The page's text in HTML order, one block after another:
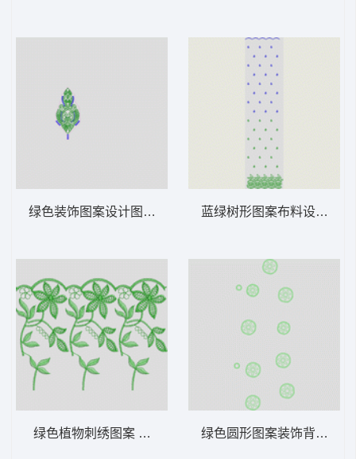
绿色装饰图案设计图 古典装饰
绿色植物刺绣图案 条码
蓝绿树形图案布料设计 窗帘
绿色圆形图案装饰背景 圆圈